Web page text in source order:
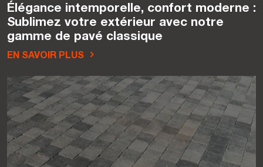
Élégance intemporelle, confort moderne :
Sublimez votre extérieur avec notre
gamme de pavé classique
EN SAVOIR PLUS